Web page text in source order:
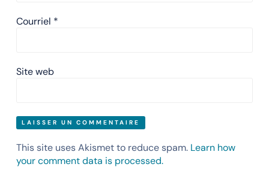
Courriel *
Site web
This site uses Akismet to reduce spam. Learn how
your comment data is processed.